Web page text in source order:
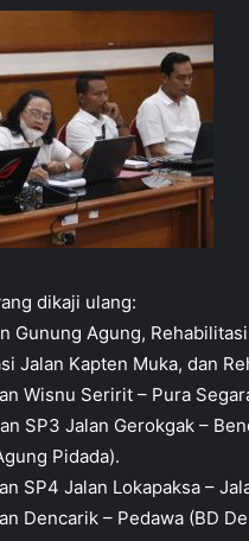
dikaji ulang:
Gunung Agung,
Jalan Kapten Muka, dan
Wisnu Seririt – Pura
SP3 Jalan Gerokgak –
Pidada).
SP4 Jalan Lokapaksa –
Dencarik – Pedawa (BD